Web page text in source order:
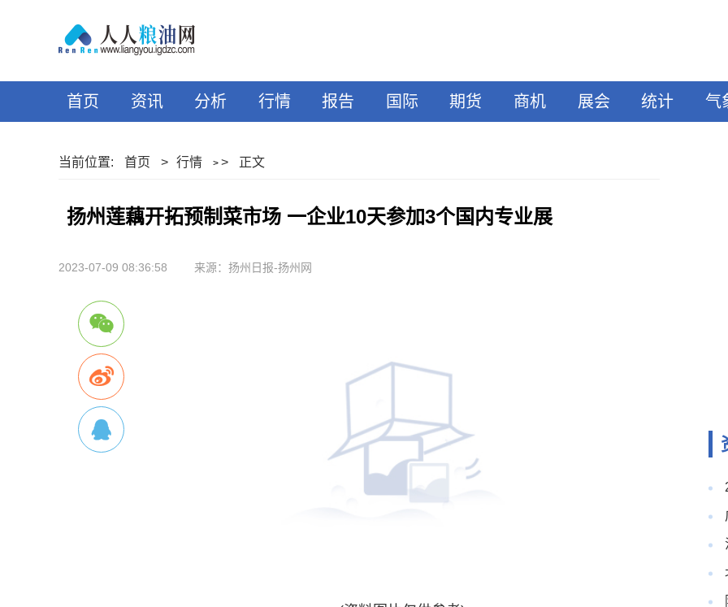
首页 资讯 分析 行情 报告 国际 期货 商机 展会 统计 气
当前位置: 首页 > 行情 > > 正文
扬州莲藕开拓预制菜市场 一企业10天参加3个国内专业展
2023-07-09 08:36:58 来源：扬州日报-扬州网